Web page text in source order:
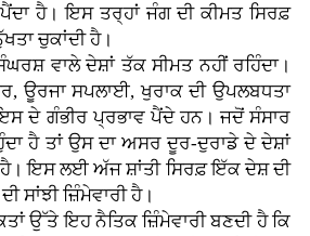
ਹੈ। ਇਸ ਤਰ੍ਹਾਂ ਜੰਗ ਦੀ ਕੀਮਤ ਸਿਰਫ਼
ਚੁਕਾਂਦੀ ਹੈ।
ਵਾਲੇ ਦੇਸ਼ਾਂ ਤੱਕ ਸੀਮਤ ਨਹੀਂ ਰਹਿੰਦਾ।
ਊਰਜਾ ਸਪਲਾਈ, ਖੁਰਾਕ ਦੀ ਉਪਲਬਧਤਾ
ਦੇ ਗੰਭੀਰ ਪ੍ਰਭਾਵ ਪੈਂਦੇ ਹਨ। ਜਦੋਂ ਸੰਸਾਰ
ਹੈ ਤਾਂ ਉਸ ਦਾ ਅਸਰ ਦੂਰ-ਦੁਰਾਡੇ ਦੇ ਦੇਸ਼ਾਂ
ਹੈ। ਇਸ ਲਈ ਅੱਜ ਸ਼ਾਂਤੀ ਸਿਰਫ਼ ਇੱਕ ਦੇਸ਼ ਦੀ
ਸਾਂਝੀ ਜ਼ਿੰਮੇਵਾਰੀ ਹੈ।
ਉੱਤੇ ਇਹ ਨੈਤਿਕ ਜ਼ਿੰਮੇਵਾਰੀ ਬਣਦੀ ਹੈ ਕਿ